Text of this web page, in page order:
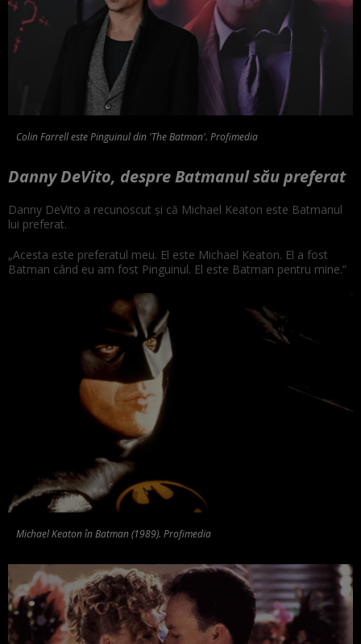
Colin Farrell este Pinguinul din 'The Batman'. Profimedia
Danny DeVito, despre Batmanul său preferat
Danny DeVito a recunoscut și că Michael Keaton este Batmanul
lui preferat.
„Acesta este preferatul meu. El este Michael Keaton. El a fost
Batman când eu am fost Pinguinul. El este Batman pentru mine.”
Michael Keaton în Batman (1989). Profimedia